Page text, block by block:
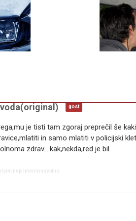
gost
je tisti tam zgoraj preprečil še
in samo mlatiti v policijski
zdrav....kak,nekda,red je bil.
neprimerno vsebino